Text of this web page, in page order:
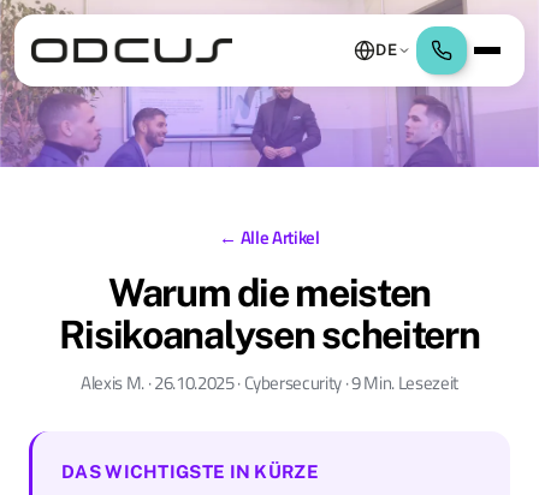
DE
← Alle Artikel
Warum die meisten
Risikoanalysen scheitern
Alexis M. · 26.10.2025 · Cybersecurity · 9 Min. Lesezeit
DAS WICHTIGSTE IN KÜRZE